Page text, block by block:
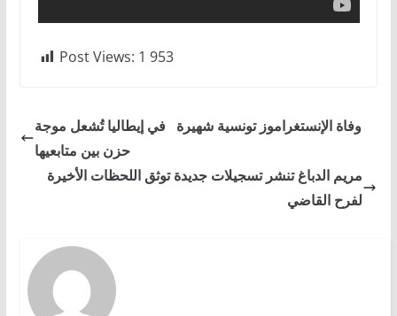
Post Views: 1 953
وفاة الإنستغراموز تونسية شهيرة في إيطاليا تُشعل موجة
حزن بين متابعيها
مريم الدباغ تنشر تسجيلات جديدة توثق اللحظات الأخيرة
لفرح القاضي